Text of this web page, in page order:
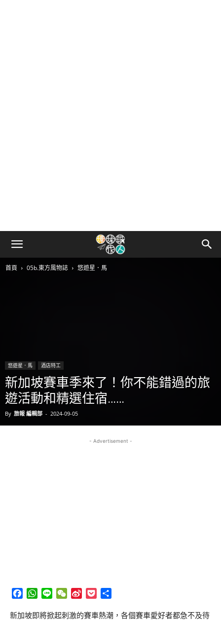
首頁 05b.東方風物誌 悠遊星．馬
悠遊星．馬 酒店特工
新加坡賽車季來了！你不能錯過的旅
遊活動和精選住宿……
By 旅報 編輯部 - 2024-09-05
- Advertisement -
Facebook
WhatsApp
Line WeChat
Sina
Pocket
新加坡即將掀起刺激的賽車熱潮，各個賽車愛好者都急不及待